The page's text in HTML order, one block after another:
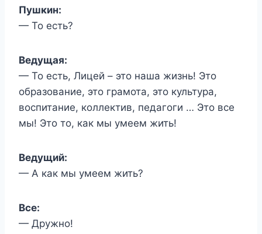
Пушкин:
— То есть?
Ведущая:
— То есть, Лицей – это наша жизнь! Это
образование, это грамота, это культура,
воспитание, коллектив, педагоги … Это все
мы! Это то, как мы умеем жить!
Ведущий:
— А как мы умеем жить?
Все:
— Дружно!